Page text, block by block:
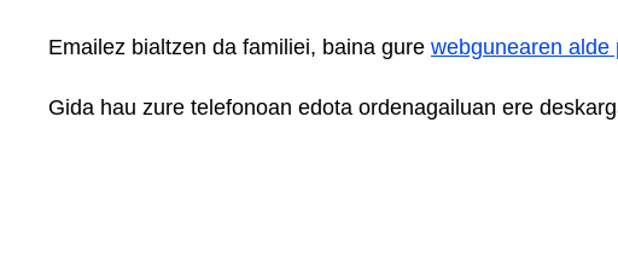
Emailez bialtzen da familiei, baina gure webgunearen alde
Gida hau zure telefonoan edota ordenagailuan ere